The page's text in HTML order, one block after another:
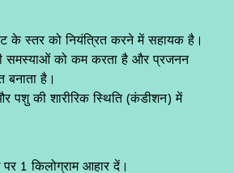
के स्तर को नियंत्रित करने में सहायक है।
समस्याओं को कम करता है और प्रजनन
बनाता है।
पशु की शारीरिक स्थिति (कंडीशन) में
1 किलोग्राम आहार दें।